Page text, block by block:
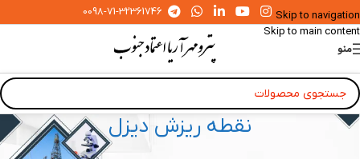
Skip to navigation
Skip to main content
0098-71-32361746
منو
نقطه ریزش دیزل
نمایش یک نتیجه